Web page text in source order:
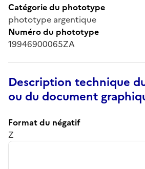
Catégorie du phototype
phototype argentique
Numéro du phototype
19946900065ZA
Description technique
ou du document
Format du négatif
Z